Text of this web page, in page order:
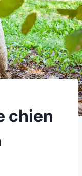
chien